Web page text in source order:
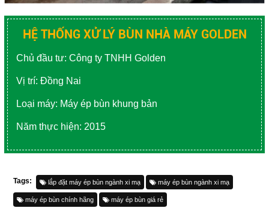
Close
HỆ THỐNG XỬ LÝ BÙN NHÀ MÁY GOLDEN
Chủ đầu tư: Công ty TNHH Golden
Vị trí: Đồng Nai
Loại máy: Máy ép bùn khung bản
Năm thực hiện: 2015
Tags: lắp đặt máy ép bùn ngành xi mạ máy ép bùn ngành xi mạ
máy ép bùn chính hãng máy ép bùn giá rẻ